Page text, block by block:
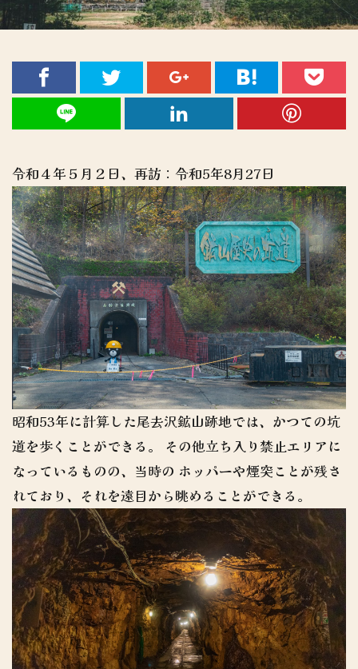
令和４年５月２日、再訪：令和5年8月27日
昭和53年に計算した尾去沢鉱山跡地では、かつての坑
道を歩くことができる。 その他立ち入り禁止エリアに
なっているものの、当時の ホッパーや煙突ことが残さ
れており、それを遠目から眺めることができる。